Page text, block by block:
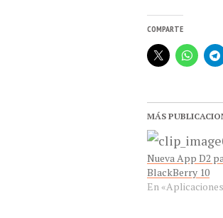
COMPARTE
MÁS
Nueva App D2
BlackBerry 10
En